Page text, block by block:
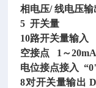
相电压/ 线电压输
5 开关量
10路开关量输入
空接点 1～
电位接点接入
8对开关量输出